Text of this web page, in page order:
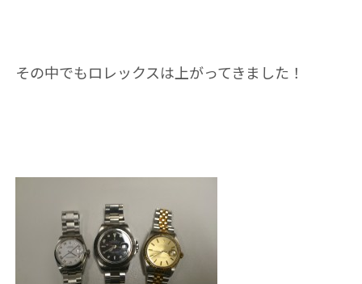
その中でもロレックスは上がってきました！